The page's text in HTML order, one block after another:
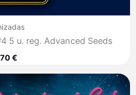
5 u. reg. Advanced Seeds
€